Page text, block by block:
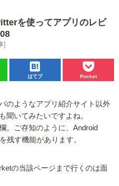
を使ってアプリのレビ
]
はてブ Pocket
のようなアプリ紹介サイト以外
聞いてみたいですよね。
。ご存知のように、Android
残す機能があります。
の当該ページまで行くのは面